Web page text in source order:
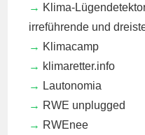
Klima-
irreführende und
Klimacamp
klimaretter.info
Lautonomia
RWE unplugged
RWEnee